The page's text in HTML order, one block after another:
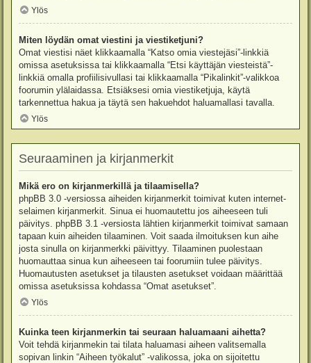
Ylös
Miten löydän omat viestini ja viestiketjuni?
Omat viestisi näet klikkaamalla “Katso omia viestejäsi”-linkkiä
omissa asetuksissa tai klikkaamalla “Etsi käyttäjän viesteistä”-
linkkiä omalla profiilisivullasi tai klikkaamalla “Pikalinkit”-valikkoa
foorumin ylälaidassa. Etsiäksesi omia viestiketjuja, käytä
tarkennettua hakua ja täytä sen hakuehdot haluamallasi tavalla.
Ylös
Seuraaminen ja kirjanmerkit
Mikä ero on kirjanmerkillä ja tilaamisella?
phpBB 3.0 -versiossa aiheiden kirjanmerkit toimivat kuten internet-
selaimen kirjanmerkit. Sinua ei huomautettu jos aiheeseen tuli
päivitys. phpBB 3.1 -versiosta lähtien kirjanmerkit toimivat samaan
tapaan kuin aiheiden tilaaminen. Voit saada ilmoituksen kun aihe
josta sinulla on kirjanmerkki päivittyy. Tilaaminen puolestaan
huomauttaa sinua kun aiheeseen tai foorumiin tulee päivitys.
Huomautusten asetukset ja tilausten asetukset voidaan määrittää
omissa asetuksissa kohdassa “Omat asetukset”.
Ylös
Kuinka teen kirjanmerkin tai seuraan haluamaani aihetta?
Voit tehdä kirjanmekin tai tilata haluamasi aiheen valitsemalla
sopivan linkin “Aiheen työkalut” -valikossa, joka on sijoitettu